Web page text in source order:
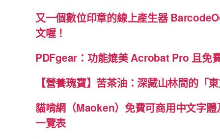
又一個數位印章的線上產生器
文喔！
PDFgear：功能媲美 Acrobat Pro 且免
【營養瑰寶】苦茶油：深藏山林間的「
貓啃網（Maoken）免費可商用中文字
一覽表